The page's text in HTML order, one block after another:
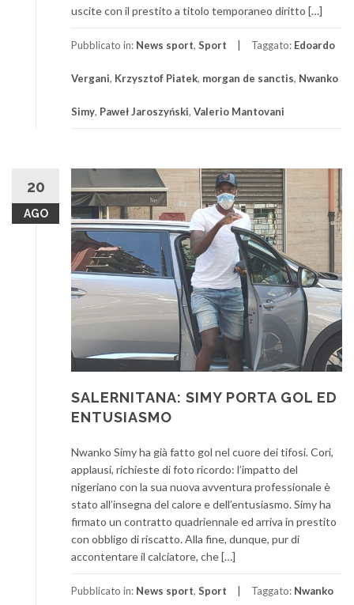
uscite con il prestito a titolo temporaneo diritto […]
Pubblicato in: News sport, Sport Taggato: Edoardo
Vergani, Krzysztof Piatek, morgan de sanctis, Nwanko
Simy, Paweł Jaroszyński, Valerio Mantovani
20
AGO
SALERNITANA: SIMY PORTA GOL ED
ENTUSIASMO
Nwanko Simy ha già fatto gol nel cuore dei tifosi. Cori,
applausi, richieste di foto ricordo: l’impatto del
nigeriano con la sua nuova avventura professionale è
stato all’insegna del calore e dell’entusiasmo. Simy ha
firmato un contratto quadriennale ed arriva in prestito
con obbligo di riscatto. Alla fine, dunque, pur di
accontentare il calciatore, che […]
Pubblicato in: News sport, Sport Taggato: Nwanko